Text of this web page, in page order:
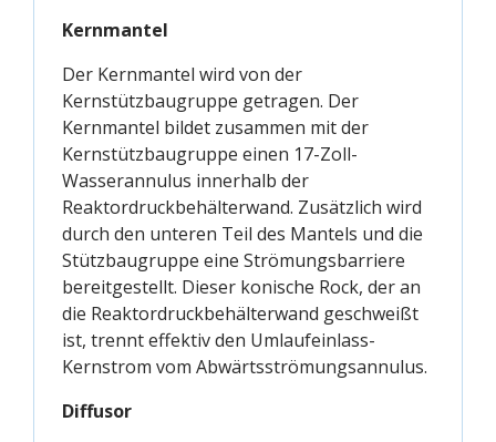
Kernmantel
Der Kernmantel wird von der
Kernstützbaugruppe getragen. Der
Kernmantel bildet zusammen mit der
Kernstützbaugruppe einen 17-Zoll-
Wasserannulus innerhalb der
Reaktordruckbehälterwand. Zusätzlich wird
durch den unteren Teil des Mantels und die
Stützbaugruppe eine Strömungsbarriere
bereitgestellt. Dieser konische Rock, der an
die Reaktordruckbehälterwand geschweißt
ist, trennt effektiv den Umlaufeinlass-
Kernstrom vom Abwärtsströmungsannulus.
Diffusor